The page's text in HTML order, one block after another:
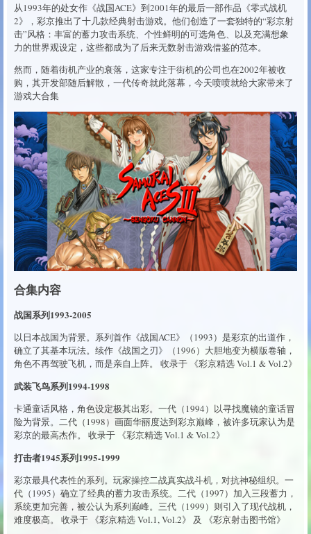
从1993年的处女作《战国ACE》到2001年的最后一部作品《零式战机
2》，彩京推出了十几款经典射击游戏。他们创造了一套独特的“彩京射
击”风格：丰富的蓄力攻击系统、个性鲜明的可选角色、以及充满想象
力的世界观设定，这些都成为了后来无数射击游戏借鉴的范本。
然而，随着街机产业的衰落，这家专注于街机的公司也在2002年被收
购，其开发部随后解散，一代传奇就此落幕，今天喷喷就给大家带来了
游戏大合集
合集内容
战国系列1993-2005
以日本战国为背景。系列首作《战国ACE》（1993）是彩京的出道作，
确立了其基本玩法。续作《战国之刃》（1996）大胆地变为横版卷轴，
角色不再驾驶飞机，而是亲自上阵。 收录于 《彩京精选 Vol.1 & Vol.2》
武装飞鸟系列1994-1998
卡通童话风格，角色设定极其出彩。一代（1994）以寻找魔镜的童话冒
险为背景。二代（1998）画面华丽度达到彩京巅峰，被许多玩家认为是
彩京的最高杰作。 收录于 《彩京精选 Vol.1 & Vol.2》
打击者1945系列1995-1999
彩京最具代表性的系列。玩家操控二战真实战斗机，对抗神秘组织。一
代（1995）确立了经典的蓄力攻击系统。二代（1997）加入三段蓄力，
系统更加完善，被公认为系列巅峰。三代（1999）则引入了现代战机，
难度极高。 收录于 《彩京精选 Vol.1, Vol.2》 及 《彩京射击图书馆》